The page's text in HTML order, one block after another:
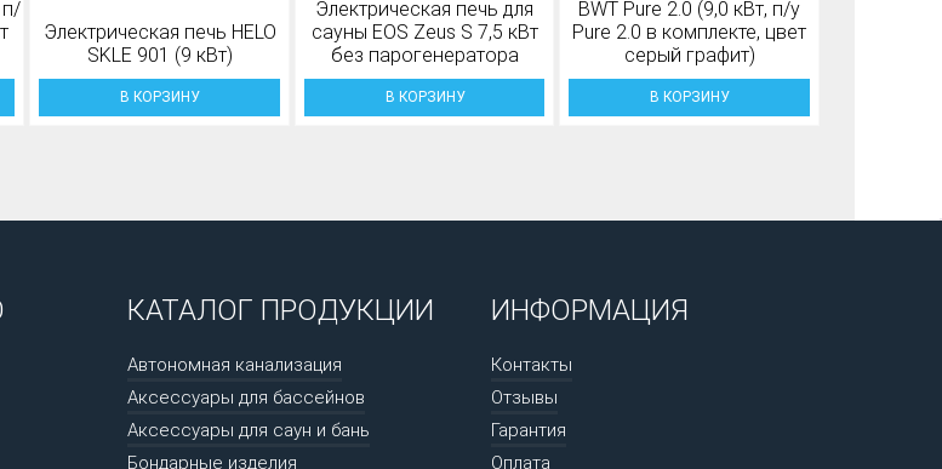
п/
Электрическая печь HELO
SKLE 901 (9 кВт)
В КОРЗИНУ
Электрическая печь для
сауны EOS Zeus S 7,5 кВт
без парогенератора
В КОРЗИНУ
BWT Pure 2.0 (9,0 кВт, п/у
Pure 2.0 в комплекте, цвет
серый графит)
В КОРЗИНУ
КАТАЛОГ ПРОДУКЦИИ
Автономная канализация
Аксессуары для бассейнов
Аксессуары для саун и бань
Бондарные изделия
ИНФОРМАЦИЯ
Контакты
Отзывы
Гарантия
Оплата